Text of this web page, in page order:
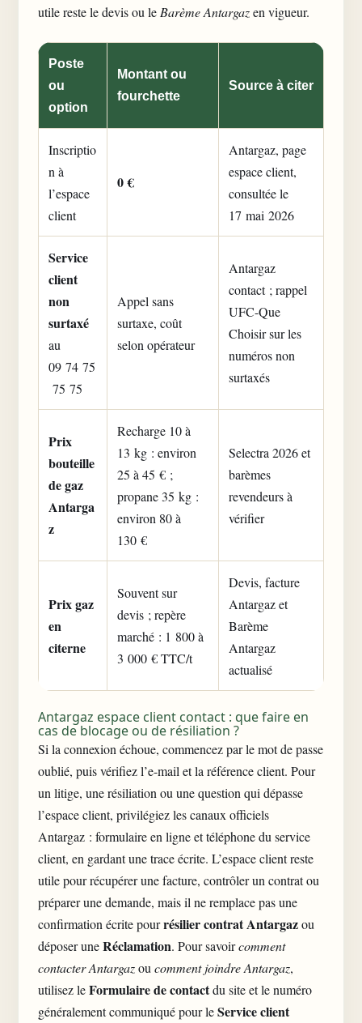
utile reste le devis ou le Barème Antargazen vigueur.
Poste
ou
option
Montant ou
fourchette
Source à citer
Inscriptio
n à
l’espace
client
0 €
Antargaz, page
espace client,
consultée le
17 mai 2026
Service
client
non
surtaxé
au
09 74 75
75 75
Appel sans
surtaxe, coût
selon opérateur
Antargaz
contact ; rappel
UFC-Que
Choisir sur les
numéros non
surtaxés
Prix
bouteille
de gaz
Antarga
z
Recharge 10 à
13 kg : environ
25 à 45 € ;
propane 35 kg :
environ 80 à
130 €
Selectra 2026 et
barèmes
revendeurs à
vérifier
Prix gaz
en
citerne
Souvent sur
devis ; repère
marché : 1 800 à
3 000 € TTC/t
Devis, facture
Antargaz et
Barème
Antargaz
actualisé
Antargaz espace client contact : que faire en
cas de blocage ou de résiliation ?
Si la connexion échoue, commencez par le mot de passe
oublié, puis vérifiez l’e-mail et la référence client. Pour
un litige, une résiliation ou une question qui dépasse
l’espace client, privilégiez les canaux officiels
Antargaz : formulaire en ligne et téléphone du service
client, en gardant une trace écrite. L’espace client reste
utile pour récupérer une facture, contrôler un contrat ou
préparer une demande, mais il ne remplace pas une
confirmation écrite pourrésilier contrat Antargazou
déposer uneRéclamation. Pour savoircomment
contacter Antargazou comment joindre Antargaz,
utilisez leFormulaire de contactdu site et le numéro
généralement communiqué pour leService client